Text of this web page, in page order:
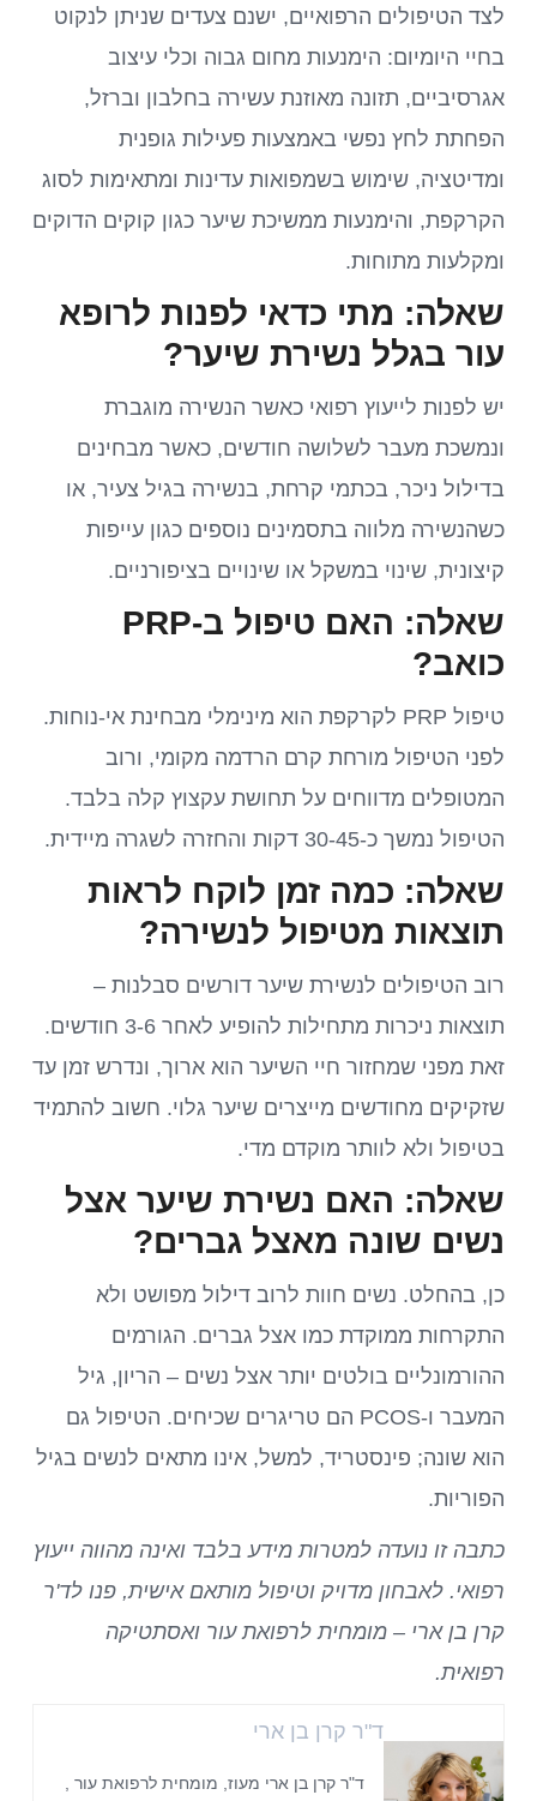
לצד הטיפולים הרפואיים, ישנם צעדים שניתן לנקוט
בחיי היומיום: הימנעות מחום גבוה וכלי עיצוב
אגרסיביים, תזונה מאוזנת עשירה בחלבון וברזל,
הפחתת לחץ נפשי באמצעות פעילות גופנית
ומדיטציה, שימוש בשמפואות עדינות ומתאימות לסוג
הקרקפת, והימנעות ממשיכת שיער כגון קוקים הדוקים
ומקלעות מתוחות.
שאלה: מתי כדאי לפנות לרופא
עור בגלל נשירת שיער?
יש לפנות לייעוץ רפואי כאשר הנשירה מוגברת
ונמשכת מעבר לשלושה חודשים, כאשר מבחינים
בדילול ניכר, בכתמי קרחת, בנשירה בגיל צעיר, או
כשהנשירה מלווה בתסמינים נוספים כגון עייפות
קיצונית, שינוי במשקל או שינויים בציפורניים.
שאלה: האם טיפול ב-PRP
כואב?
טיפול PRP לקרקפת הוא מינימלי מבחינת אי-נוחות.
לפני הטיפול מורחת קרם הרדמה מקומי, ורוב
המטופלים מדווחים על תחושת עקצוץ קלה בלבד.
הטיפול נמשך כ-30-45 דקות והחזרה לשגרה מיידית.
שאלה: כמה זמן לוקח לראות
תוצאות מטיפול לנשירה?
רוב הטיפולים לנשירת שיער דורשים סבלנות –
תוצאות ניכרות מתחילות להופיע לאחר 3-6 חודשים.
זאת מפני שמחזור חיי השיער הוא ארוך, ונדרש זמן עד
שזקיקים מחודשים מייצרים שיער גלוי. חשוב להתמיד
בטיפול ולא לוותר מוקדם מדי.
שאלה: האם נשירת שיער אצל
נשים שונה מאצל גברים?
כן, בהחלט. נשים חוות לרוב דילול מפושט ולא
התקרחות ממוקדת כמו אצל גברים. הגורמים
ההורמונליים בולטים יותר אצל נשים – הריון, גיל
המעבר ו-PCOS הם טריגרים שכיחים. הטיפול גם
הוא שונה; פינסטריד, למשל, אינו מתאים לנשים בגיל
הפוריות.
כתבה זו נועדה למטרות מידע בלבד ואינה מהווה ייעוץ
רפואי. לאבחון מדויק וטיפול מותאם אישית, פנו לד'ר
קרן בן ארי – מומחית לרפואת עור ואסתטיקה
רפואית.
ד"ר קרן בן ארי
ד"ר קרן בן ארי מעוז, מומחית לרפואת עור ,